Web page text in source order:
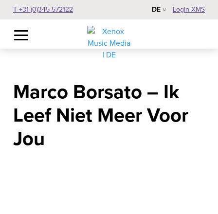
T +31 (0)345 572122 DE Login XMS
Marco Borsato – Ik
Leef Niet Meer Voor
Jou